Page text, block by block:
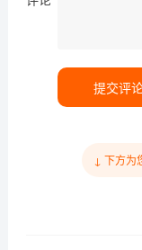
提交评
↓ 下方为